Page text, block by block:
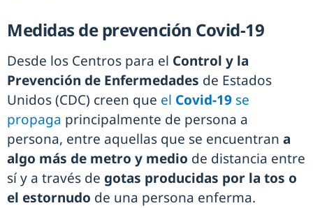
Medidas de prevención Covid-19
Desde los Centros para el Control y la
Prevención de Enfermedades de Estados
Unidos (CDC) creen que el Covid-19 se
propaga principalmente de persona a
persona, entre aquellas que se encuentran a
algo más de metro y medio de distancia entre
sí y a través de gotas producidas por la tos o
el estornudo de una persona enferma.